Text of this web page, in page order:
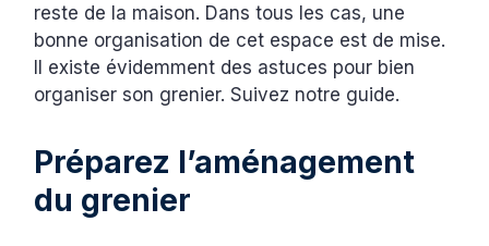
reste de la maison. Dans tous les cas, une
bonne organisation de cet espace est de mise.
Il existe évidemment des astuces pour bien
organiser son grenier. Suivez notre guide.
Préparez l’aménagement
du grenier